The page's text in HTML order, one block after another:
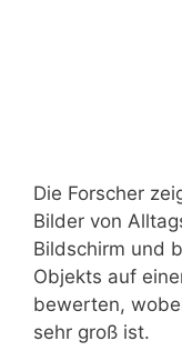
Die Forscher
Bilder von
Bildschirm und
Objekts auf
bewerten,
sehr groß ist.